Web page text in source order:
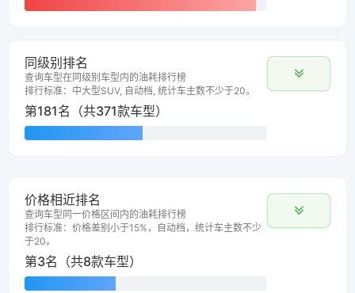
同级别排名
查询车型在同级别车型内的油耗排行榜
排行标准：中大型SUV, 自动档, 统计车主数不少于20。
第181名（共371款车型）
价格相近排名
查询车型同一价格区间内的油耗排行榜
排行标准：价格差别小于15%，自动档，统计车主数不少
于20。
第3名（共8款车型）